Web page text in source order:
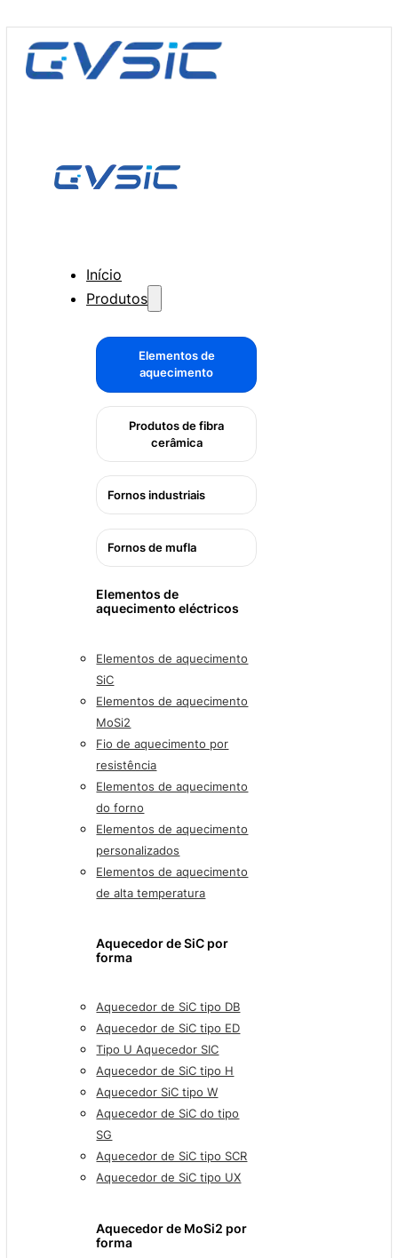
Início
Produtos
Elementos de
aquecimento
Produtos de fibra
cerâmica
Fornos industriais
Fornos de mufla
Elementos de
aquecimento eléctricos
Elementos de aquecimento
SiC
Elementos de aquecimento
MoSi2
Fio de aquecimento por
resistência
Elementos de aquecimento
do forno
Elementos de aquecimento
personalizados
Elementos de aquecimento
de alta temperatura
Aquecedor de SiC por
forma
Aquecedor de SiC tipo DB
Aquecedor de SiC tipo ED
Tipo U Aquecedor SIC
Aquecedor de SiC tipo H
Aquecedor SiC tipo W
Aquecedor de SiC do tipo
SG
Aquecedor de SiC tipo SCR
Aquecedor de SiC tipo UX
Aquecedor de MoSi2 por
forma